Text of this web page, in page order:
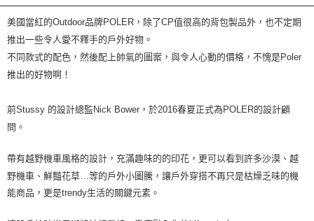
美國當紅的Outdoor品牌POLER ，除了CP值很高的背包製品外 ， 也不定期
推出一些令人愛不釋手的戶外好物。
不同款式的配色，然後配上帥氣的圖案，與令人心動的價格，不愧是Poler
推出的好物啊！
前Stussy 的設計總監Nick Bower ，於2016春夏正式為 POLER的設計顧
問。
帶有越野機車風格的設計，充滿趣味的的印花，更可以看到許多沙漠、越
野機車、鮮豔花草
等的戶外小圖騰，讓戶外穿搭不再只是枯燥乏味的機
能商品，更是trendy生活的關鍵元素。